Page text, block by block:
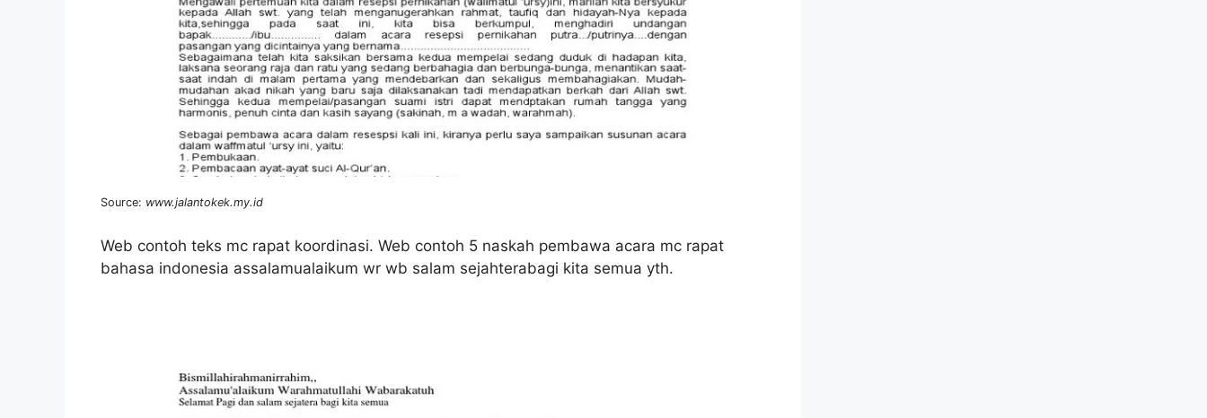
Source: www.jalantokek.my.id
Web contoh teks mc rapat koordinasi. Web contoh 5 naskah pembawa acara mc rapat
bahasa indonesia assalamualaikum wr wb salam sejahterabagi kita semua yth.